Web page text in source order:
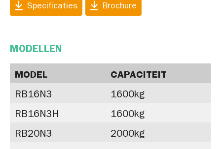
Specificaties Brochure
MODELLEN
MODEL
CAPACITEIT
RB16N3
1600kg
RB16N3H
1600kg
RB20N3
2000kg